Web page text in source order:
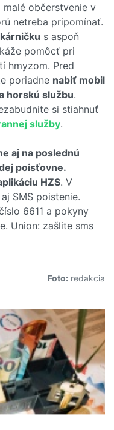
malé občerstvenie v
netreba pripomínať.
s aspoň
pomôcť pri
hmyzom. Pred
poriadne nabiť mobil
horskú službu.
si stiahnuť
služby.
aj na poslednú
poisťovne.
HZS. V
SMS poistenie.
6611 a pokyny
Union: zašlite sms
Foto: redakcia